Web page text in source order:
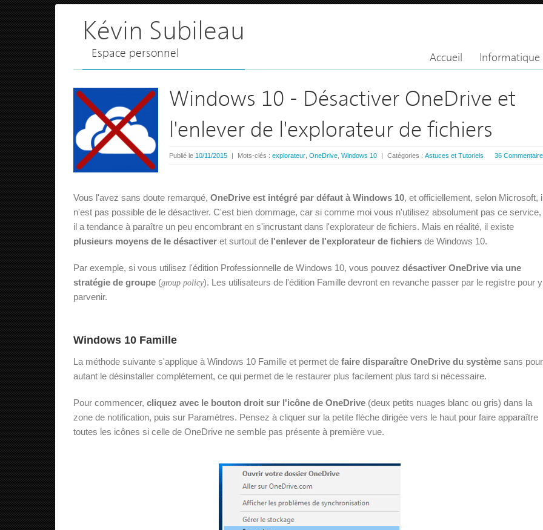
Kévin Subileau
Espace personnel Accueil Informatique
Windows 10 - Désactiver OneDrive et
l'enlever de l'explorateur de fichiers
36
Publié le 10/11/2015 | Mots-clés : explorateur OneDrive Windows 10 | Catégories : Astuces et Tutoriels
Vous l'avez sans doute remarqué, OneDrive est intégré par défaut à Windows 10, et officiellement, selon Microsoft,
n'est pas possible de le désactiver. C'est bien dommage, car si comme moi vous n'utilisez absolument pas ce service,
il a tendance à paraître un peu encombrant en s'incrustant dans l'explorateur de fichiers. Mais en réalité, il existe
plusieurs moyens de le désactiver et surtout de l'enlever de l'explorateur de fichiers de Windows 10.
Par exemple, si vous utilisez l'édition Professionnelle de Windows 10, vous pouvez désactiver OneDrive via une
stratégie de groupe (group policy). Les utilisateurs de l'édition Famille devront en revanche passer par le registre pour y
parvenir.
Windows 10 Famille
La méthode suivante s'applique à Windows 10 Famille et permet de faire disparaître OneDrive du système sans pour
autant le désinstaller complétement, ce qui permet de le restaurer plus facilement plus tard si nécessaire.
Pour commencer, cliquez avec le bouton droit sur l'icône de OneDrive (deux petits nuages blanc ou gris) dans la
zone de notification, puis sur Paramètres. Pensez à cliquer sur la petite flèche dirigée vers le haut pour faire apparaître
toutes les icônes si celle de OneDrive ne semble pas présente à première vue.